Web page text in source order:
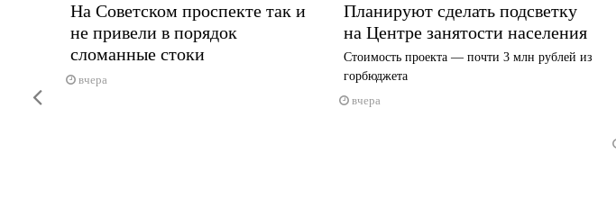
На Советском проспекте так и
не привели в порядок
сломанные стоки
вчера
Планируют сделать подсветку
на Центре занятости населения
Стоимость проекта — почти 3 млн рублей из
горбюджета
вчера